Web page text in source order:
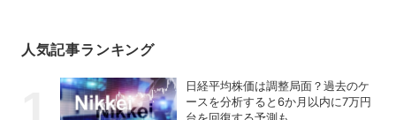
人気記事ランキング
日経平均株価は調整局面？過去のケ
ースを分析すると6か月以内に7万円
台を回復する予測も